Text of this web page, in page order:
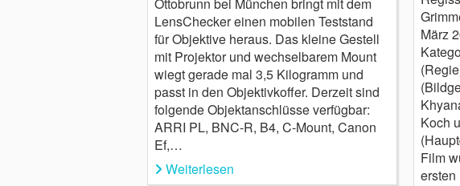
LensChecker einen mobilen Teststand
für Objektive heraus. Das kleine Gestell
mit Projektor und wechselbarem Mount
wiegt gerade mal 3,5 Kilogramm und
passt in den Objektivkoffer. Derzeit sind
folgende Objektanschlüsse verfügbar:
ARRI PL, BNC-R, B4, C-Mount, Canon
Ef,…
Weiterlesen
März
Koch
Film